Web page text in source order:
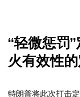
“轻微惩罚
火有效性
特朗普将此次打击